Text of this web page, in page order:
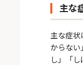
主な
主な症
からな
し」「